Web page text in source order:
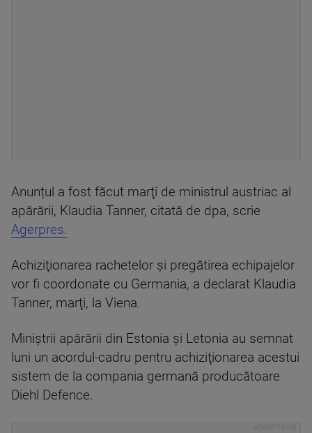
Anunțul a fost făcut marţi de ministrul austriac al
apărării, Klaudia Tanner, citată de dpa, scrie
Agerpres.
Achiziţionarea rachetelor şi pregătirea echipajelor
vor fi coordonate cu Germania, a declarat Klaudia
Tanner, marţi, la Viena.
Miniştrii apărării din Estonia şi Letonia au semnat
luni un acordul-cadru pentru achiziţionarea acestui
sistem de la compania germană producătoare
Diehl Defence.